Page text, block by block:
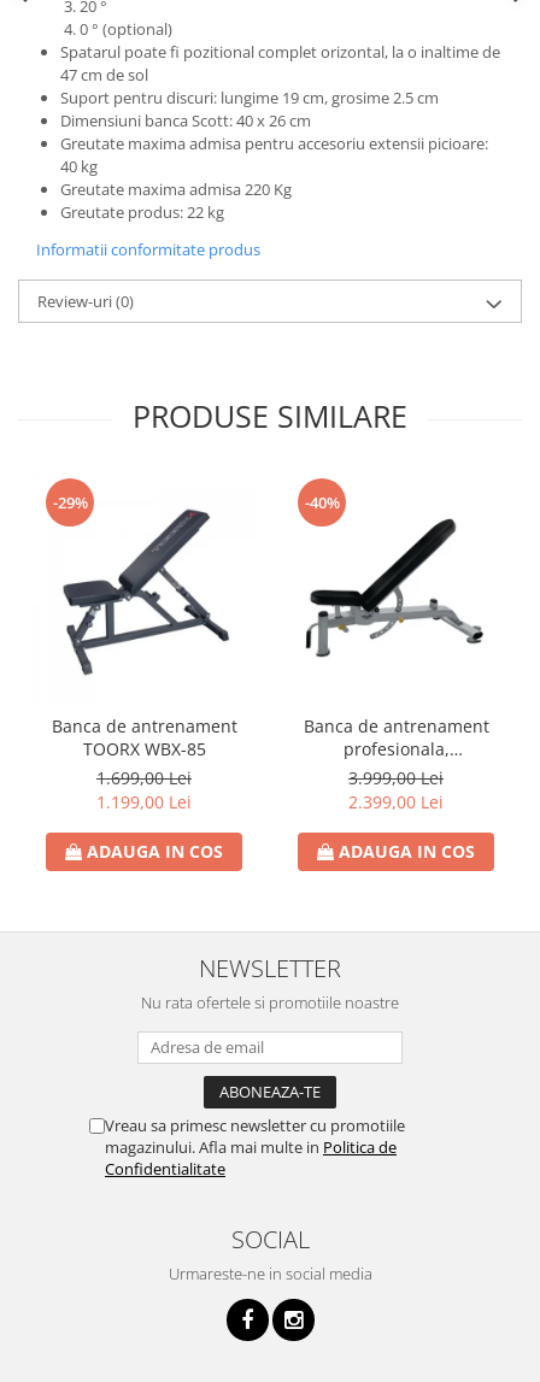
3. 20 °
4. 0 ° (optional)
Spatarul poate fi pozitional complet orizontal, la o inaltime de
47 cm de sol
Suport pentru discuri: lungime 19 cm, grosime 2.5 cm
Dimensiuni banca Scott: 40 x 26 cm
Greutate maxima admisa pentru accesoriu extensii picioare:
40 kg
Greutate maxima admisa 220 Kg
Greutate produs: 22 kg
Informatii conformitate produs
Review-uri(0)
PRODUSE SIMILARE
-29%
Banca de antrenament
TOORX WBX-85
1.699,00 Lei
1.199,00 Lei
ADAUGA IN COS
-40%
Banca de antrenament
profesionala,
multifunctionala TOORX
WBX-2200
3.999,00 Lei
2.399,00 Lei
ADAUGA IN COS
NEWSLETTER
Nu rata ofertele si promotiile noastre
Vreau sa primesc newsletter cu promotiile
magazinului. Afla mai multe in Politica de
Confidentialitate
SOCIAL
Urmareste-ne in social media